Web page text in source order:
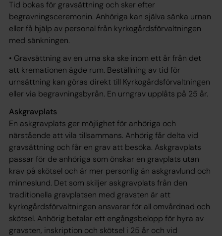
Tid bokas för gravsättning och sker efter
begravningsceremonin. Anhöriga kan själva sänka urnan
eller få hjälp av personal från kyrkogårdsförvaltningen
med sänkningen.
• Gravsättning av en urna ska ske inom ett år från det
att kremationen ägde rum. Beställning av tid för
urnsättning kan göras direkt till Kyrkogårdsförvaltningen
eller via begravningsbyrån. En urngrav upplåts på 25 år.
Askgravplats
En askgravplats ger möjlighet för anhöriga och
närstående att vila tillsammans. Anhörig får delta vid
gravsättning och får en grav att besöka. Askgravplats
passar för de anhöriga som önskar en gravplats utan
krav på skötsel och är mer personlig än askgravlund och
minneslund. Det som skiljer askgravplats från den
traditionella gravplatsen med gravsten är att
kyrkogårdsförvaltningen ansvarar för all omvårdnad och
skötsel. Anhörig betalar ett engångsbelopp för hyra av
gravsten, inskription och skötsel i 25 år och vid